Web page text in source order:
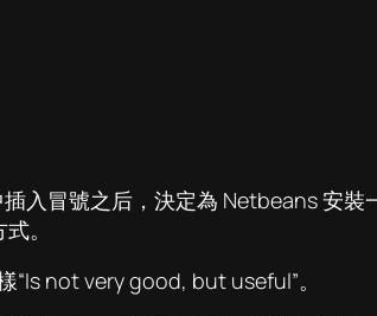
入冒號之后，決定為 Netbeans 安
。
“Is not very good, but useful”。